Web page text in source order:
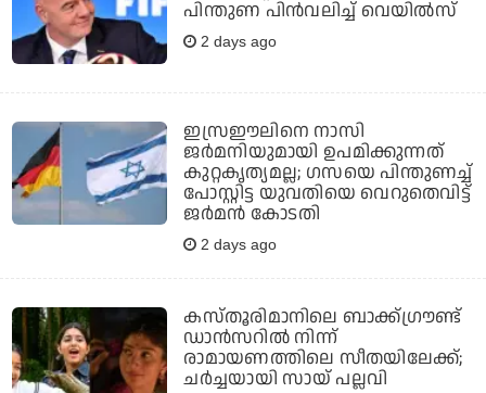
പിന്തുണ പിന്‍വലിച്ച് വെയില്‍സ്
2 days ago
ഇസ്രഈലിനെ നാസി
ജര്‍മനിയുമായി ഉപമിക്കുന്നത്
കുറ്റകൃത്യമല്ല; ഗസയെ പിന്തുണച്ച്
പോസ്റ്റിട്ട യുവതിയെ വെറുതെവിട്ട്
ജര്‍മന്‍ കോടതി
2 days ago
കസ്തൂരിമാനിലെ ബാക്ക്ഗ്രൗണ്ട്
ഡാൻസറിൽ നിന്ന്
രാമായണത്തിലെ സീതയിലേക്ക്;
ചർച്ചയായി സായ് പല്ലവി